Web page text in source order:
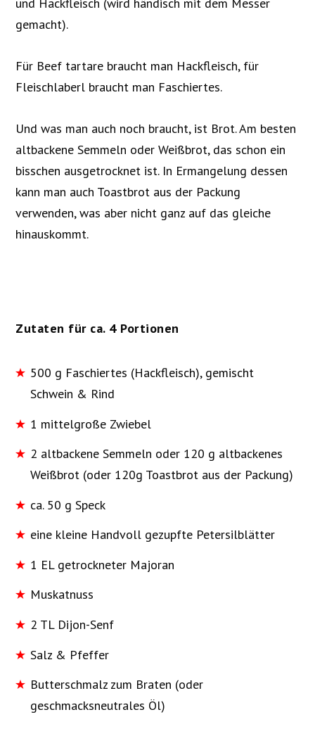
und Hackfleisch (wird händisch mit dem Messer
gemacht).
Für Beef tartare braucht man Hackfleisch, für
Fleischlaberl braucht man Faschiertes.
Und was man auch noch braucht, ist Brot. Am besten
altbackene Semmeln oder Weißbrot, das schon ein
bisschen ausgetrocknet ist. In Ermangelung dessen
kann man auch Toastbrot aus der Packung
verwenden, was aber nicht ganz auf das gleiche
hinauskommt.
Zutaten für ca. 4 Portionen
500 g Faschiertes (Hackfleisch), gemischt
Schwein & Rind
1 mittelgroße Zwiebel
2 altbackene Semmeln oder 120 g altbackenes
Weißbrot (oder 120g Toastbrot aus der Packung)
ca. 50 g Speck
eine kleine Handvoll gezupfte Petersilblätter
1 EL getrockneter Majoran
Muskatnuss
2 TL Dijon-Senf
Salz & Pfeffer
Butterschmalz zum Braten (oder
geschmacksneutrales Öl)